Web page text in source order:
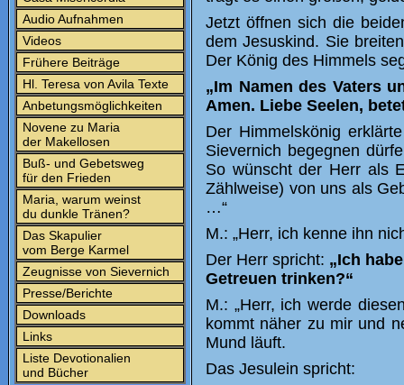
Audio Aufnahmen
Videos
Frühere Beiträge
Hl. Teresa von Avila Texte
Anbetungsmöglichkeiten
Novene zu Maria
der Makellosen
Buß- und Gebetsweg
für den Frieden
Maria, warum weinst
du dunkle Tränen?
Das Skapulier
vom Berge Karmel
Zeugnisse von Sievernich
Presse/Berichte
Downloads
Links
Liste Devotionalien
und Bücher
Jetzt öffnen sich die
dem Jesuskind. Sie
Der König des Himmels
„Im Namen des Vaters
Amen. Liebe Seelen,
Der Himmelskönig
Sievernich begegnen
So wünscht der Herr als
Zählweise) von uns als
…“
M.: „Herr, ich kenne ihn
Der Herr spricht: „Ich
Getreuen trinken?“
M.: „Herr, ich werde
kommt näher zu mir und
Mund läuft.
Das Jesulein spricht: